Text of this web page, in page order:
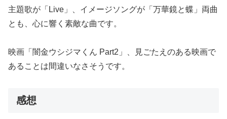
主題歌が「Live」、イメージソングが「万華鏡と蝶」両曲
とも、心に響く素敵な曲です。
映画「闇金ウシジマくん Part2」、見ごたえのある映画で
あることは間違いなさそうです。
感想